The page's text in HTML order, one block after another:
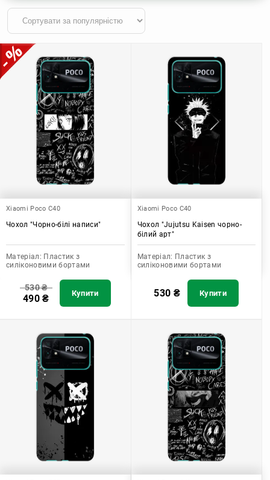
Xiaomi Poco C40
Чохол "Чорно-білі написи"
Матеріал: Пластик з
силіконовими бортами
530₴
490₴ Купити
Xiaomi Poco C40
Чохол "Jujutsu Kaisen чорно-
білий арт"
Матеріал: Пластик з
силіконовими бортами
530 ₴ Купити